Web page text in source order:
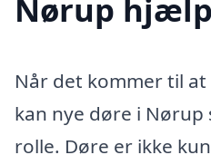
Nørup
Når det kommer til
kan nye døre i
rolle. Døre er ikke